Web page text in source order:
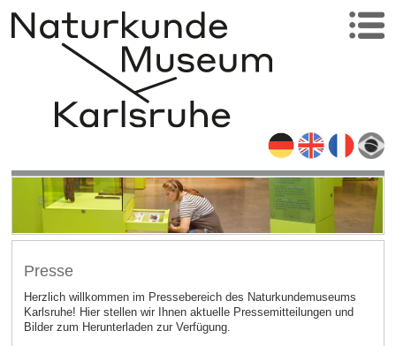
Presse
Herzlich willkommen im Pressebereich des Naturkundemuseums
Karlsruhe! Hier stellen wir Ihnen aktuelle Pressemitteilungen und
Bilder zum Herunterladen zur Verfügung.